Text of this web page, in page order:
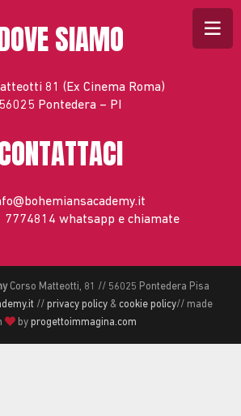
SIAMO
81 (Ex Cinema Roma)
56025 Pontedera – PI
7774814 whatsapp e chiamate
Corso Matteotti, 81 // 56025 Pontedera Pisa
// privacy policy& cookie policy// made
by progettoimmagina.com